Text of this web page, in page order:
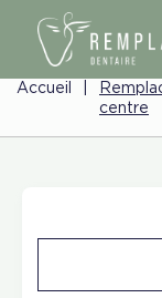
Accueil
centre